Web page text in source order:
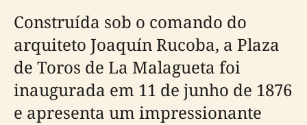
Construída sob o comando do
arquiteto Joaquín Rucoba, a Plaza
de Toros de La Malagueta foi
inaugurada em 11 de junho de 1876
e apresenta um impressionante